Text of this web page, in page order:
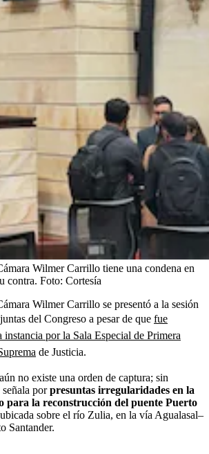
Wilmer Carrillo tiene una condena en
contra. Foto: Cortesía
Wilmer Carrillo se presentó a la sesión
del Congreso a pesar de que fue
instancia por la Sala Especial de Primera
de Justicia.
no existe una orden de captura; sin
porpresuntas irregularidades en la
para la reconstrucción del puente Puerto
sobre el río Zulia, en la vía Agualasal–
Santander.